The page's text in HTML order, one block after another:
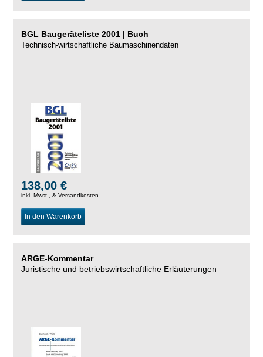
BGL Baugeräteliste 2001 | Buch
Technisch-wirtschaftliche Baumaschinendaten
138,00 €
inkl. Mwst., & Versandkosten
In den Warenkorb
ARGE-Kommentar
Juristische und betriebswirtschaftliche Erläuterungen